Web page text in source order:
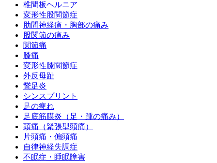
椎間板ヘルニア
変形性股関節症
肋間神経痛・胸部の痛み
股関節の痛み
関節痛
膝痛
変形性膝関節症
外反母趾
鵞足炎
シンスプリント
足の痺れ
足底筋膜炎（足・踵の痛み）
頭痛（緊張型頭痛）
片頭痛・偏頭痛
自律神経失調症
不眠症・睡眠障害